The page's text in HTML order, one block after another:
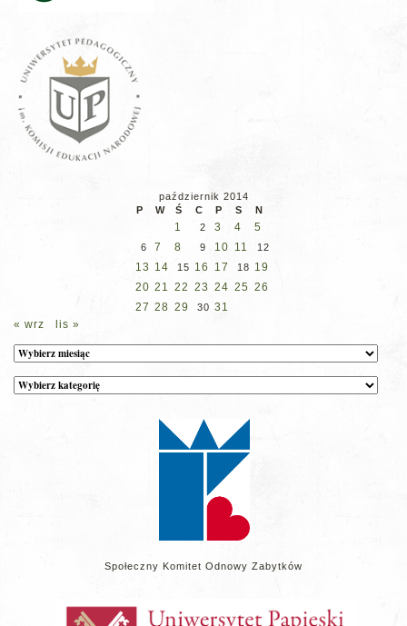
październik 2014
P
W Ś C P S N
1 2 3 4 5
6 7 8 9 10 11 12
13 14 15 16 17 18 19
20 21 22 23 24 25 26
27 28 29 30 31
« wrz
lis »
Archiwum
Kategorie
wpisów
Społeczny Komitet Odnowy Zabytków